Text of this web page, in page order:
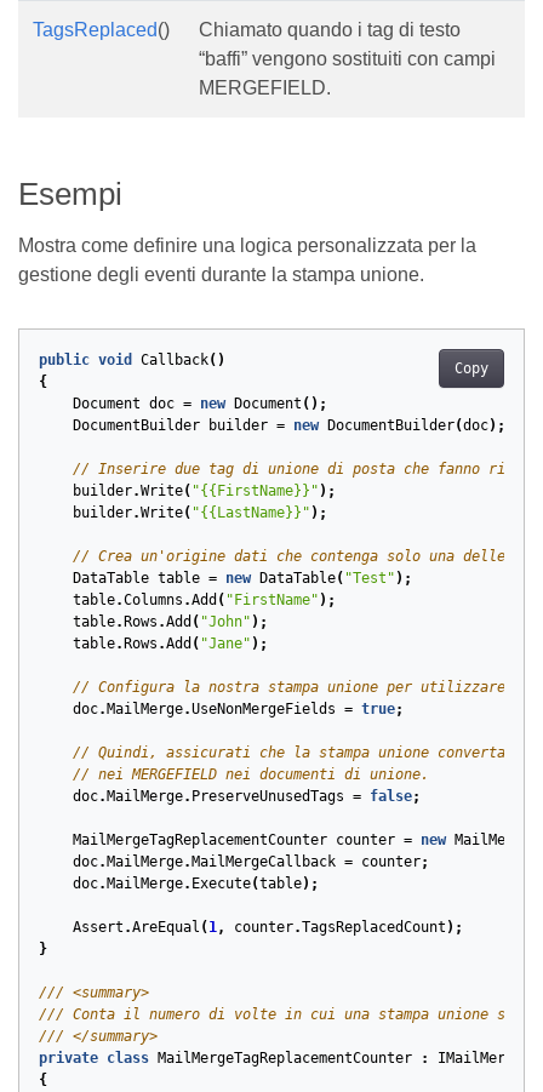
TagsReplaced()
Chiamato quando i tag di testo
“baffi” vengono sostituiti con campi
MERGEFIELD.
Esempi
Mostra come definire una logica personalizzata per la
gestione degli eventi durante la stampa unione.
Copy
public void Callback()
{
Document doc = new Document ();
DocumentBuilder
builder = new DocumentBuilder(doc);
// Inserire due tag di unione di posta che fanno
builder.Write( "{{FirstName}}" );
builder.Write( "{{LastName}}" );
// Crea un'origine dati che contenga solo una delle
DataTable table = new DataTable( "Test" );
table.Columns .Add ( "FirstName" );
table. Rows .Add ( "John" );
table. Rows .Add ( "Jane" );
// Configura la nostra stampa unione per utilizzare
doc. MailMerge.UseNonMergeFields = true;
// Quindi, assicurati che la stampa unione converta i
// nei MERGEFIELD nei documenti di unione.
doc. MailMerge. PreserveUnusedTags = false;
MailMergeTagReplacementCounter counter = new
doc. MailMerge. MailMergeCallback = counter;
doc. MailMerge. Execute(table);
Assert .AreEqual ( 1, counter.TagsReplacedCount );
}
/// <summary>
/// Conta il numero di volte in cui una stampa unione
/// </summary>
private class MailMergeTagReplacementCounter :
{